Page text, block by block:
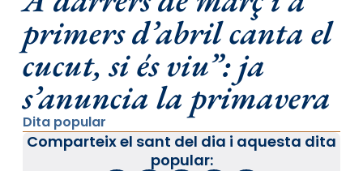
primers d’abril canta el
cucut, si és viu”: ja
s’anuncia la primavera
Dita popular
Comparteix el sant del dia i aquesta dita
popular: